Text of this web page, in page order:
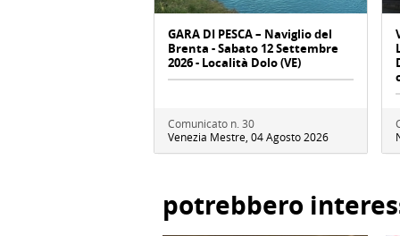
GARA DI PESCA – Naviglio del
Brenta - Sabato 12 Settembre
2026 - Località Dolo (VE)
Comunicato n. 30
Venezia Mestre, 04 Agosto 2026
potrebbero